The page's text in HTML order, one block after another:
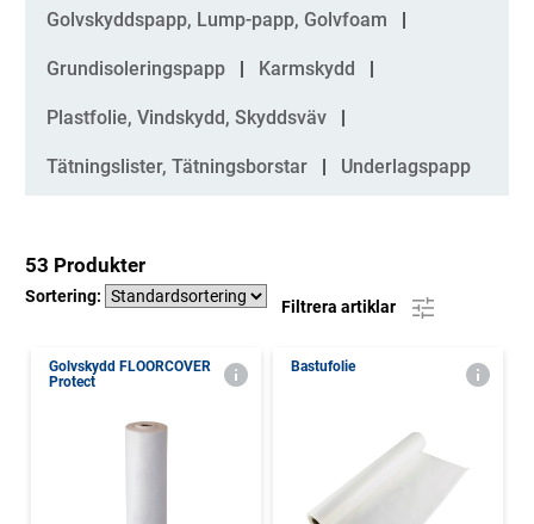
Golvskyddspapp, Lump-papp, Golvfoam
Grundisoleringspapp Karmskydd
Plastfolie, Vindskydd, Skyddsväv
Tätningslister, Tätningsborstar Underlagspapp
53 Produkter
Sortering:
Filtrera artiklar
Golvskydd FLOORCOVER
Protect
Bastufolie